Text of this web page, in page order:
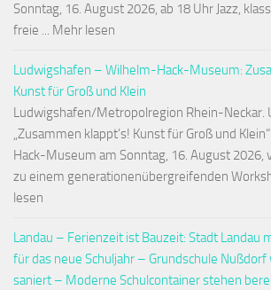
Sonntag, 16. August 2026, ab 18 Uhr Jazz,
freie ... Mehr lesen
Ludwigshafen – Wilhelm-Hack-Museum:
Kunst für Groß und Klein
Ludwigshafen/Metropolregion Rhein-Neckar.
„Zusammen klappt’s! Kunst für Groß und
Hack-Museum am Sonntag, 16. August 2026,
zu einem generationenübergreifenden
lesen
Landau – Ferienzeit ist Bauzeit: Stadt Landau
für das neue Schuljahr – Grundschule
saniert – Moderne Schulcontainer stehen